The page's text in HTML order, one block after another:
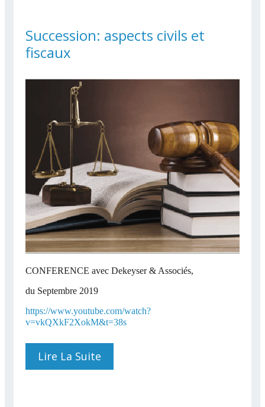
NORMALITÉ » EN 2021
Succession: aspects civils et
fiscaux
CONFERENCE avec Dekeyser & Associés,
du Septembre 2019
https://www.youtube.com/watch?
v=vkQXkF2XokM&t=38s
Lire La Suite
Civils Et Fiscaux